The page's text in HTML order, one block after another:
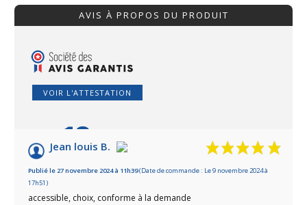
AVIS À PROPOS DU PRODUIT
VOIR L'ATTESTATION
10/10
Basé sur 18 avis
Jean louis B.
Publié le 27 novembre 2024 à 11h39(Date de commande : Le 9 novembre 2024 à
17h51)
accessible, choix, conforme à la demande